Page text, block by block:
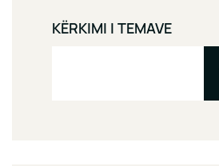
KËRKIMI I TEMAVE